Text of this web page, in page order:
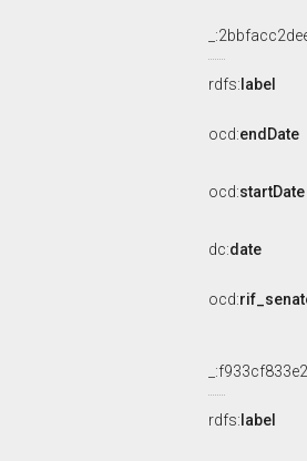
rdfs: label
ocd:endDate
ocd:startDate
dc:date
ocd:
rdfs: label